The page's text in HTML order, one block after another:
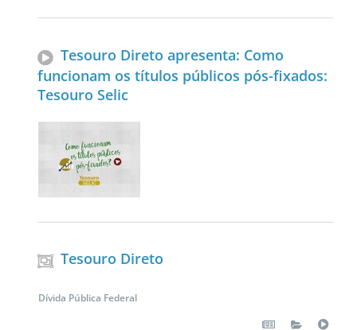
Tesouro Direto apresenta: Como
funcionam os títulos públicos pós-fixados:
Tesouro Selic
Tesouro Direto
Dívida Pública Federal